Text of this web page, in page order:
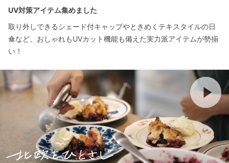
UV対策アイテム集めました
取り外しできるシェード付キャップやときめくテキスタイルの日
傘など、おしゃれもUVカット機能も備えた実力派アイテムが勢揃
い！